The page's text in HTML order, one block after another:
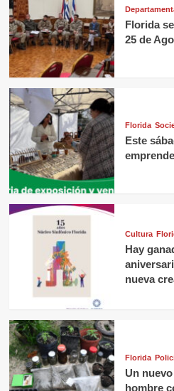
Florida
25 de
Florida
Este
Cultura
Hay
nueva
Florida
Un
hombre